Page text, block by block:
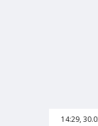
14:29,